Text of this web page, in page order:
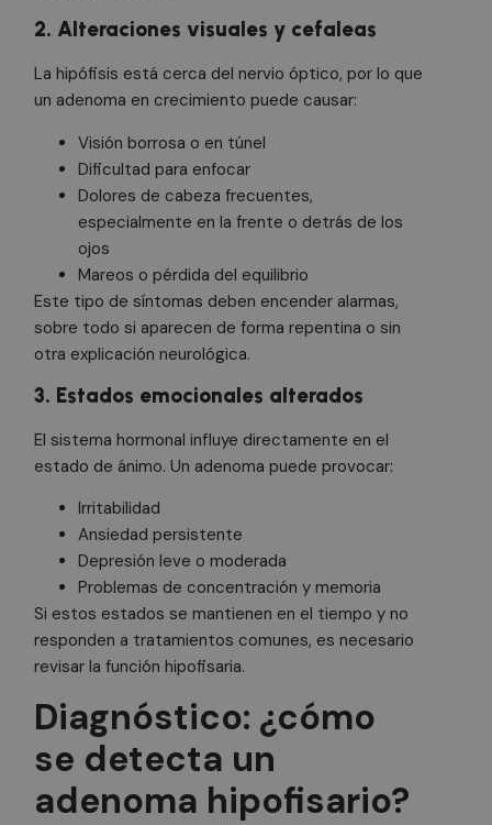
2. Alteraciones visuales y cefaleas
La hipófisis está cerca del nervio óptico, por lo que
un adenoma en crecimiento puede causar:
Visión borrosa o en túnel
Dificultad para enfocar
Dolores de cabeza frecuentes,
especialmente en la frente o detrás de los
ojos
Mareos o pérdida del equilibrio
Este tipo de síntomas deben encender alarmas,
sobre todo si aparecen de forma repentina o sin
otra explicación neurológica.
3. Estados emocionales alterados
El sistema hormonal influye directamente en el
estado de ánimo. Un adenoma puede provocar:
Irritabilidad
Ansiedad persistente
Depresión leve o moderada
Problemas de concentración y memoria
Si estos estados se mantienen en el tiempo y no
responden a tratamientos comunes, es necesario
revisar la función hipofisaria.
Diagnóstico: ¿cómo
se detecta un
adenoma hipofisario?